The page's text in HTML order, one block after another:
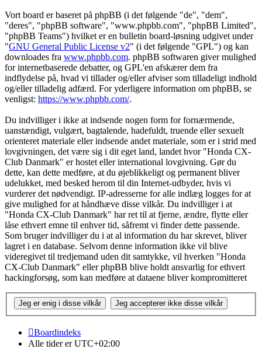
Vort board er baseret på phpBB (i det følgende "de", "dem",
"deres", "phpBB software", "www.phpbb.com", "phpBB Limited",
"phpBB Teams") hvilket er en bulletin board-løsning udgivet under
"GNU General Public License v2" (i det følgende "GPL") og kan
downloades fra www.phpbb.com. phpBB softwaren giver mulighed
for internetbaserede debatter, og GPL'en afskærer dem fra
indflydelse på, hvad vi tillader og/eller afviser som tilladeligt indhold
og/eller tilladelig adfærd. For yderligere information om phpBB, se
venligst: https://www.phpbb.com/.
Du indvilliger i ikke at indsende nogen form for fornærmende,
uanstændigt, vulgært, bagtalende, hadefuldt, truende eller sexuelt
orienteret materiale eller indsende andet materiale, som er i strid med
lovgivningen, det være sig i dit eget land, landet hvor "Honda CX-
Club Danmark" er hostet eller international lovgivning. Gør du
dette, kan dette medføre, at du øjeblikkeligt og permanent bliver
udelukket, med besked herom til din Internet-udbyder, hvis vi
vurderer det nødvendigt. IP-adresserne for alle indlæg logges for at
give mulighed for at håndhæve disse vilkår. Du indvilliger i at
"Honda CX-Club Danmark" har ret til at fjerne, ændre, flytte eller
låse ethvert emne til enhver tid, såfremt vi finder dette passende.
Som bruger indvilliger du i at al information du har skrevet, bliver
lagret i en database. Selvom denne information ikke vil blive
videregivet til tredjemand uden dit samtykke, vil hverken "Honda
CX-Club Danmark" eller phpBB blive holdt ansvarlig for ethvert
hackingforsøg, som kan medføre at dataene bliver kompromitteret
Boardindeks
Alle tider erUTC+02:00